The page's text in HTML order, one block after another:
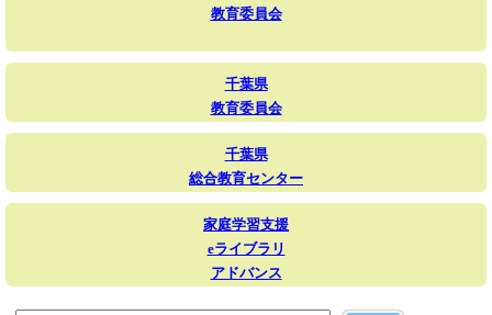
教育委員会
千葉県
教育委員会
千葉県
総合教育センター
家庭学習支援
eライブラリ
アドバンス